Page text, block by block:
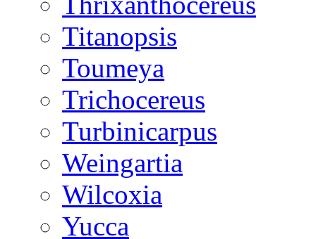
Titanopsis
Toumeya
Trichocereus
Turbinicarpus
Weingartia
Wilcoxia
Yucca